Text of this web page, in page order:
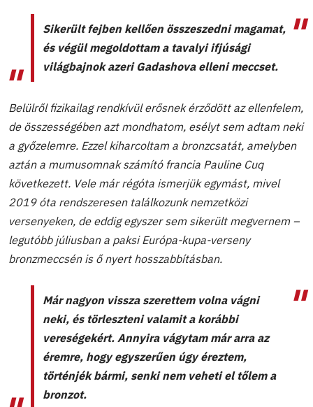
Sikerült fejben kellően összeszedni magamat,
és végül megoldottam a tavalyi ifjúsági
világbajnok azeri Gadashova elleni meccset.
Belülről fizikailag rendkívül erősnek érződött az ellenfelem,
de összességében azt mondhatom, esélyt sem adtam neki
a győzelemre. Ezzel kiharcoltam a bronzcsatát, amelyben
aztán a mumusomnak számító francia Pauline Cuq
következett. Vele már régóta ismerjük egymást, mivel
2019 óta rendszeresen találkozunk nemzetközi
versenyeken, de eddig egyszer sem sikerült megvernem –
legutóbb júliusban a paksi Európa-kupa-verseny
bronzmeccsén is ő nyert hosszabbításban.
Már nagyon vissza szerettem volna vágni
neki, és törleszteni valamit a korábbi
vereségekért. Annyira vágytam már arra az
éremre, hogy egyszerűen úgy éreztem,
történjék bármi, senki nem veheti el tőlem a
bronzot.